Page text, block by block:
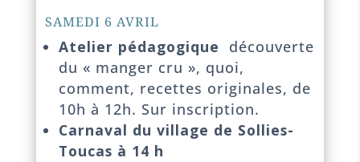
SAMEDI 6 AVRIL
Atelier pédagogique
découverte
du « manger cru », quoi,
comment, recettes originales, de
10h à 12h. Sur inscription.
Carnaval du village de Sollies-
Toucas à 14 h